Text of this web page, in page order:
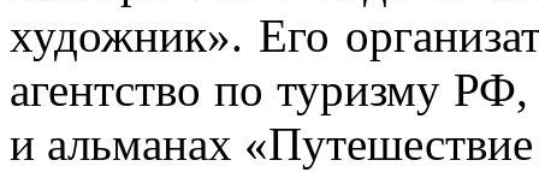
художник». Его
агентство по туризму
и альманах